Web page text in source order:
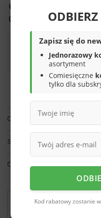
Bezpieczne zakupy
Darmowa dostawa do
Smile - dostawy ze sklepów
Więcej informacji.
OPIS
SZCZEGÓŁOWE DANE
OPINIE
Potrzebujesz
Zapisz się do
Jednorazowy
asortyment
Comiesięczne
tylko dla
Kod rabatowy zostanie